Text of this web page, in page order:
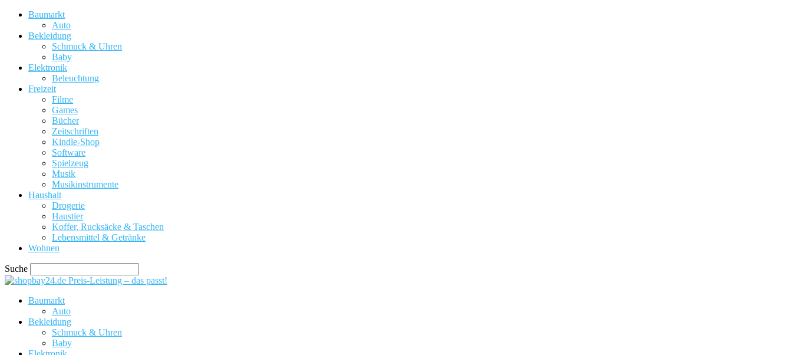
Baumarkt
Auto
Bekleidung
Schmuck & Uhren
Baby
Elektronik
Beleuchtung
Freizeit
Filme
Games
Bücher
Zeitschriften
Kindle-Shop
Software
Spielzeug
Musik
Musikinstrumente
Haushalt
Drogerie
Haustier
Koffer, Rucksäcke & Taschen
Lebensmittel & Getränke
Wohnen
Suche
Preis-Leistung – das passt!
Baumarkt
Auto
Bekleidung
Schmuck & Uhren
Baby